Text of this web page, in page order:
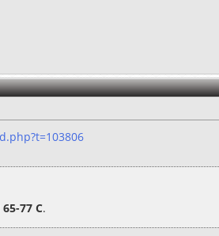
65-77 C.